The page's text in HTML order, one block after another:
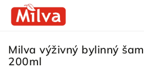
Milva výživný bylinný
200ml